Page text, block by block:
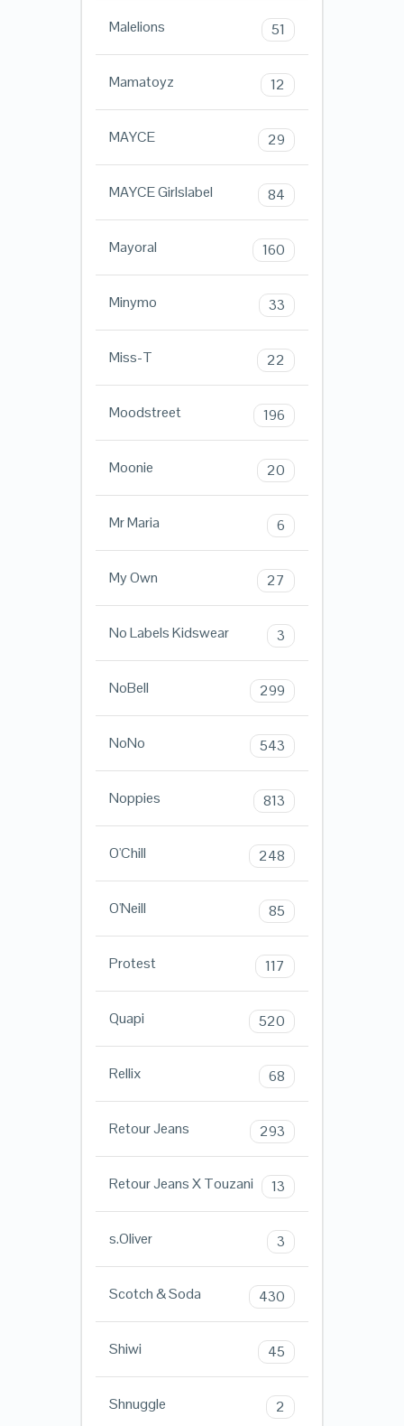
Malelions 51
Mamatoyz 12
MAYCE 29
MAYCE Girlslabel 84
Mayoral 160
Minymo 33
Miss-T 22
Moodstreet 196
Moonie 20
Mr Maria 6
My Own 27
No Labels Kidswear 3
NoBell 299
NoNo 543
Noppies 813
O'Chill 248
O'Neill 85
Protest 117
Quapi 520
Rellix 68
Retour Jeans 293
Retour Jeans X Touzani 13
s.Oliver 3
Scotch & Soda 430
Shiwi 45
Shnuggle 2